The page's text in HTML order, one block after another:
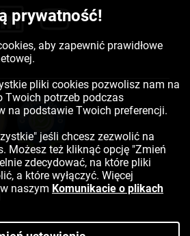
prywatność!
aby zapewnić prawidłowe
pliki cookies pozwolisz nam na
Twoich potrzeb podczas
na podstawie Twoich preferencji.
jeśli chcesz zezwolić na
Możesz też kliknąć opcję "Zmień
zdecydować, na które pliki
a które wyłączyć. Więcej
naszym Komunikacie o plikach